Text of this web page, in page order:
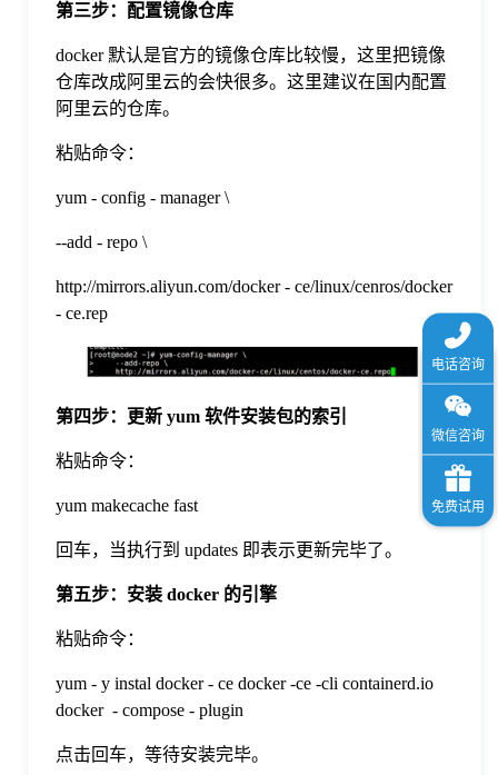
第三步：配置镜像仓库
docker 默认是官方的镜像仓库比较慢，这里把镜像
仓库改成阿里云的会快很多。这里建议在国内配置
阿里云的仓库。
粘贴命令：
yum - config - manager \
--add - repo \
http://mirrors.aliyun.com/docker - ce/linux/cenros/docker
- ce.rep
第四步：更新 yum 软件安装包的索引
粘贴命令：
yum makecache fast
回车，当执行到 updates 即表示更新完毕了。
第五步：安装 docker 的引擎
粘贴命令：
yum - y instal docker - ce docker -ce -cli containerd.io
docker - compose - plugin
点击回车，等待安装完毕。